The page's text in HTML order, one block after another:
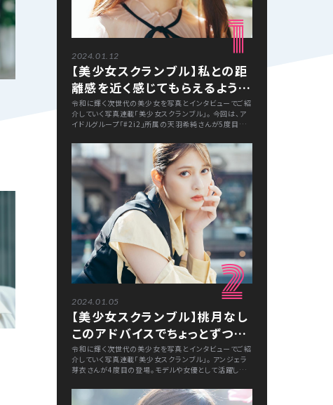
1
2024.01.12
【美少女スクランブル】私との距
離感を近く感じてもらえるような
存在でありたい「天羽希純」
令和に輝く次世代の美少女を写真とインタビューでご紹
介していく写真連載「美少女スクランブル」。 今回は、ア
イドルグループ「#2i2」所属の天羽希純さんが5度目の
出演や数々の雑誌の表紙を飾るなど大活躍中の天羽さ
んに近況を伺いました。
2
2024.01.05
【美少女スクランブル】桃月なし
このアドバイスでちょっとずつ自
分の「嫌だ」を出せるようになり
ました「アンジェラ芽衣」
令和に輝く次世代の美少女を写真とインタビューでご紹
介していく写真連載「美少女スクランブル」。 アンジェラ
芽衣さんが4度目の登場。モデルや女優として活躍して